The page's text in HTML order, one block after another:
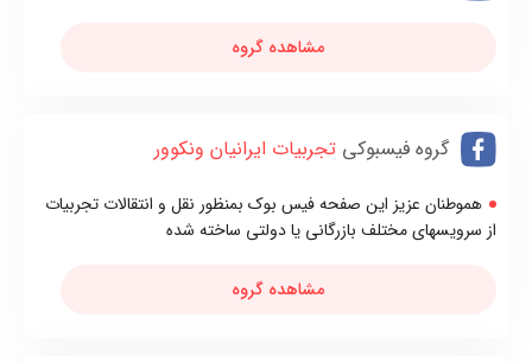
مشاهده گروه
گروه فیسبوکی تجربیات ایرانیان ونکوور
هموطنان عزیز این صفحه فیس بوک بمنظور نقل و انتقالات تجربیات
از سرویسهای مختلف بازرگانی یا دولتی ساخته شده
مشاهده گروه